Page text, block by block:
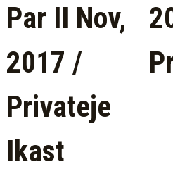
Par II Nov,
2017 /
Privateje
Ikast